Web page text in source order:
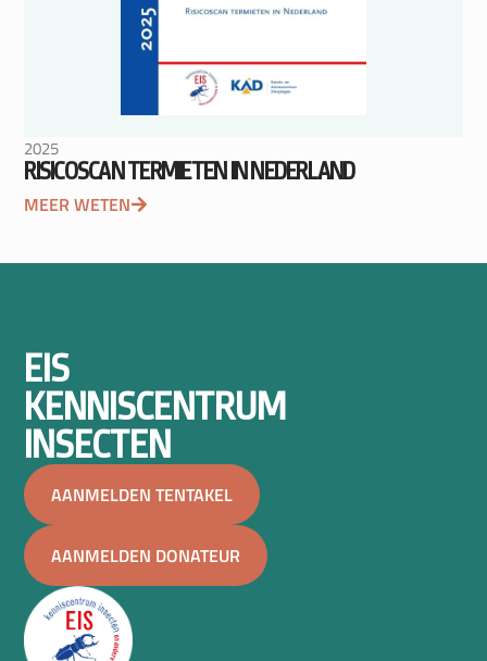
2025
RISICOSCAN TERMIETEN IN NEDERLAND
MEER WETEN
EIS
KENNISCENTRUM
INSECTEN
AANMELDEN TENTAKEL
AANMELDEN DONATEUR